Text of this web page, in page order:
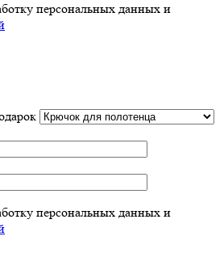
персональных данных и
персональных данных и